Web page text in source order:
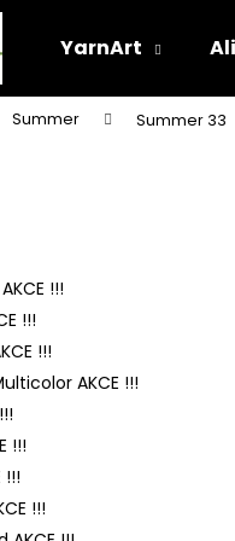
YarnArt
Summer Summer 33
!!!
!!!
!!!
AKCE !!!
!!!
!!!
!!!